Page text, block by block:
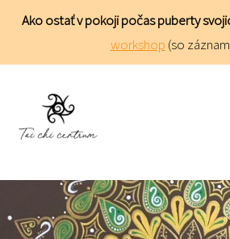
Ako ostať v pokoji počas puberty
workshop (so